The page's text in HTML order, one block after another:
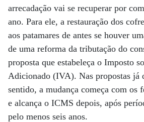
arrecadação vai se recuperar por
ano. Para ele, a restauração dos
aos patamares de antes se houver
de uma reforma da tributação do
proposta que estabeleça o Imposto
Adicionado (IVA). Nas propostas já
sentido, a mudança começa com os
e alcança o ICMS depois, após
pelo menos seis anos.